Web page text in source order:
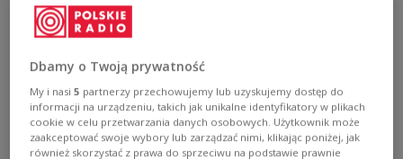
ramach cyklu Jazz.PL na scenie Dwójki wystąpili
Lunatycy. Jan Emil Młynarski, wspólnie z zaproszonymi
znanych standardów. Zapraszamy do zapoznania się z
zapisem koncertu!
Zobacz więcej na temat:Jan Młynarski Jazz
Roch Siciński
koncert
Gaba Kulka Mateusz Smoczyński Dwójka
Dbamy o Twoją prywatność
My i nasi5 partnerzy przechowujemy lub uzyskujemy dostęp do
informacji na urządzeniu, takich jak unikalne identyfikatory w plikach
cookie w celu przetwarzania danych osobowych. Użytkownik może
zaakceptować swoje wybory lub zarządzać nimi, klikając poniżej, jak
również skorzystać z prawa do sprzeciwu na podstawie prawnie